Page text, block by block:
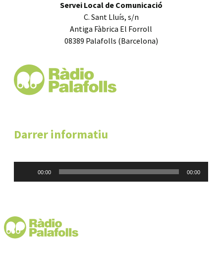
Servei Local de Comunicació
C. Sant Lluís, s/n
Antiga Fàbrica El Forroll
08389 Palafolls (Barcelona)
Darrer informatiu
00:00 00:00